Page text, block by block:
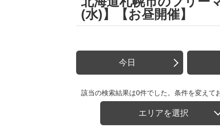
(水)】【お昼開催】
今日
該当の検索結果は0件でした。条件を変えて
エリアを選択